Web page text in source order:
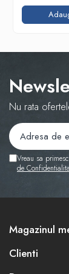
Nu rata
Vreau sa
de
Magazinul
Clienti